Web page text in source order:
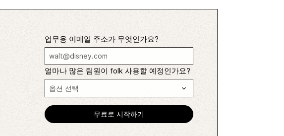
업무용 이메일 주소가 무엇인가요?
얼마나 많은 팀원이 folk 사용할 예정인가요?